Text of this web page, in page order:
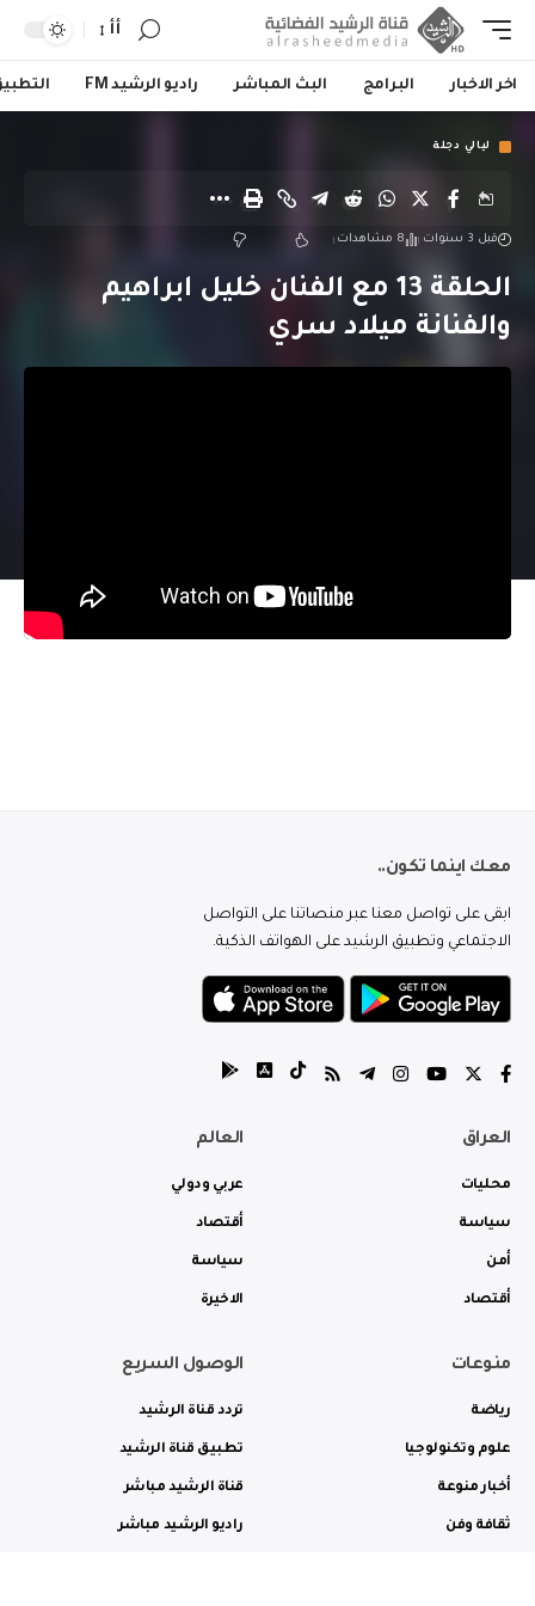
أأ
اخر الاخبار البرامج البث المباشر راديو الرشيد FM
ليالي دجلة
قبل 3 سنوات 8 مشاهدات
الحلقة 13 مع الفنان خليل ابراهيم
والفنانة ميلاد سري
معك اينما تكون..
ابقى على تواصل معنا عبر منصاتنا على التواصل
الاجتماعي وتطبيق الرشيد على الهواتف الذكية.
العراق
محليات
سياسة
أمن
أقتصاد
العالم
عربي ودولي
أقتصاد
سياسة
الاخيرة
منوعات
رياضة
علوم وتكنولوجيا
أخبار منوعة
ثقافة وفن
الوصول السريع
تردد قناة الرشيد
تطبيق قناة الرشيد
قناة الرشيد مباشر
راديو الرشيد مباشر